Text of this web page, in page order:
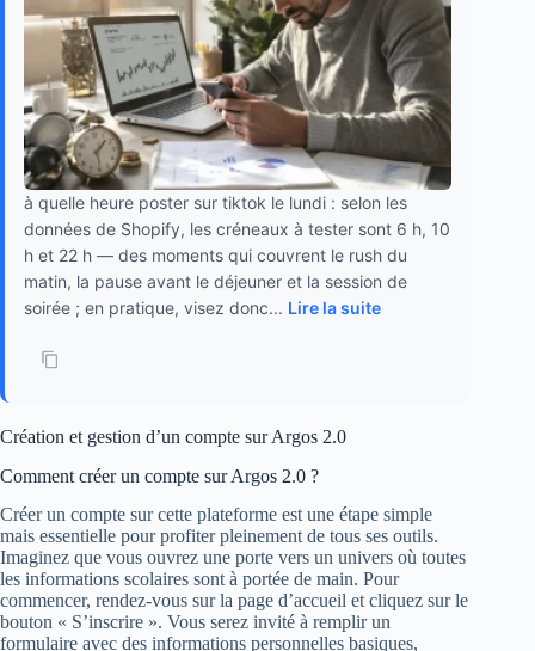
à quelle heure poster sur tiktok le lundi : selon les
données de Shopify, les créneaux à tester sont 6 h, 10
h et 22 h — des moments qui couvrent le rush du
matin, la pause avant le déjeuner et la session de
soirée ; en pratique, visez donc... Lire la suite
Création et gestion d’un compte sur Argos 2.0
Comment créer un compte sur Argos 2.0 ?
Créer un compte sur cette plateforme est une étape simple
mais essentielle pour profiter pleinement de tous ses outils.
Imaginez que vous ouvrez une porte vers un univers où toutes
les informations scolaires sont à portée de main. Pour
commencer, rendez-vous sur la page d’accueil et cliquez sur le
bouton « S’inscrire ». Vous serez invité à remplir un
formulaire avec des informations personnelles basiques,